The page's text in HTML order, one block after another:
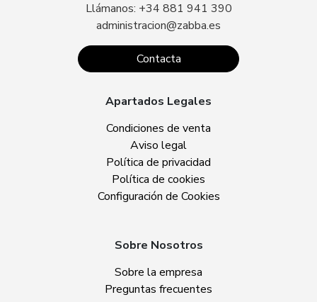
Llámanos: +34 881 941 390
administracion@zabba.es
Contacta
Apartados Legales
Condiciones de venta
Aviso legal
Política de privacidad
Política de cookies
Configuración de Cookies
Sobre Nosotros
Sobre la empresa
Preguntas frecuentes